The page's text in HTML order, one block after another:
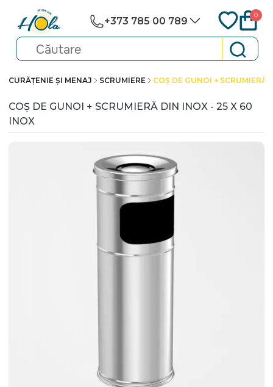
+373 785 00 789
0
CURĂȚENIE ȘI MENAJ SCRUMIERE COȘ DE GUNOI +
COȘ DE GUNOI + SCRUMIERĂ DIN INOX - 25 X 60
INOX